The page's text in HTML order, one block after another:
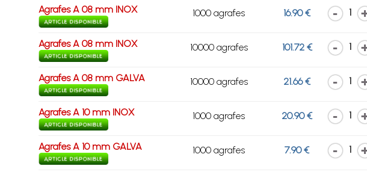
Agrafes A 08 mm INOX 1000 agrafes 16.90 € 1
Agrafes A 08 mm INOX 10000 agrafes 101.72 € 1
Agrafes A 08 mm GALVA 10000 agrafes 21.66 € 1
Agrafes A 10 mm INOX 1000 agrafes 20.90 € 1
Agrafes A 10 mm GALVA 1000 agrafes 7.90 € 1